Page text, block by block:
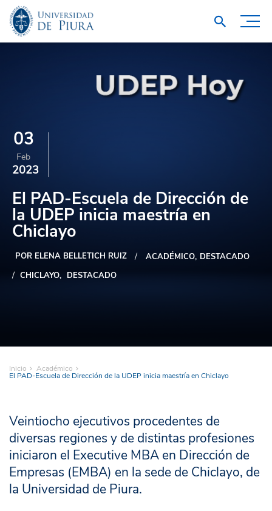
03
Feb
2023
El PAD-Escuela de Dirección de
la UDEP inicia maestría en
Chiclayo
POR ELENA BELLETICH RUIZ ACADÉMICO DESTACADO
CHICLAYO
DESTACADO
Inicio Académico
El PAD-Escuela de Dirección de la UDEP inicia maestría en Chiclayo
Veintiocho ejecutivos procedentes de
diversas regiones y de distintas profesiones
iniciaron el Executive MBA en Dirección de
Empresas (EMBA) en la sede de Chiclayo, de
la Universidad de Piura.